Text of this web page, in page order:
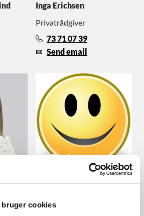
bruger cookies
Inga Erichsen
Privatrådgiver
73 71 07 39
Send email
barsel